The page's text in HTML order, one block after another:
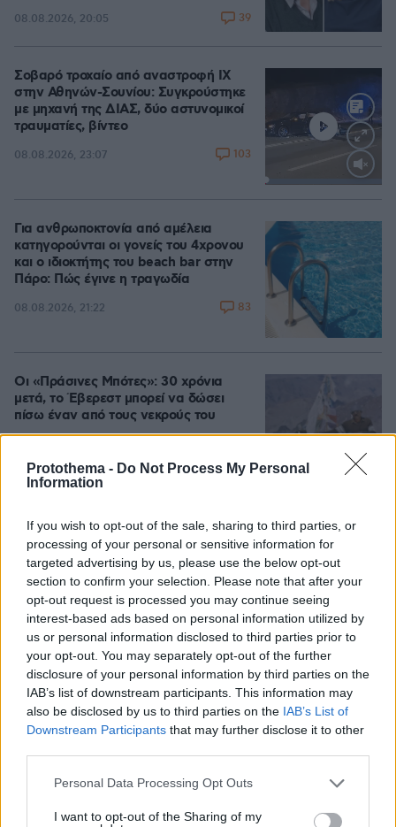
Protothema - Do Not Process My Personal
Information
If you wish to opt-out of the sale, sharing to third parties, or
processing of your personal or sensitive information for
targeted advertising by us, please use the below opt-out
section to confirm your selection. Please note that after your
opt-out request is processed you may continue seeing
interest-based ads based on personal information utilized by
us or personal information disclosed to third parties prior to
your opt-out. You may separately opt-out of the further
disclosure of your personal information by third parties on the
IAB’s list of downstream participants. This information may
also be disclosed by us to third parties on the IAB’s List of
Downstream Participants that may further disclose it to other
Please note that this website/app uses one or more Google
not limited to your visit or usage behaviour. You may click to
Personal Data Processing Opt Outs
I want to opt-out of the Sharing of my
08.08.2026, 20:05 39
Σοβαρό τροχαίο από αναστροφή ΙΧ
στην Αθηνών-Σουνίου: Συγκρούστηκε
με μηχανή της ΔΙΑΣ, δύο αστυνομικοί
τραυματίες, βίντεο
08.08.2026, 23:07 103
Για ανθρωποκτονία από αμέλεια
κατηγορούνται οι γονείς του 4χρονου
και ο ιδιοκτήτης του beach bar στην
Πάρο: Πώς έγινε η τραγωδία
08.08.2026, 21:22 83
Οι «Πράσινες Μπότες»: 30 χρόνια
μετά, το Έβερεστ μπορεί να δώσει
πίσω έναν από τους νεκρούς του
Πατέρας για δεύτερη φορά ο
Κωνσταντέλιας: Η σύζυγός του
Χριστίνα έφερε στον κόσμο ένα
υγιέστατο κοριτσάκι
08.08.2026, 22:23 61
Στο νοσοκομείο η Ιωάννα Τούνη με
τροφική δηλητηρίαση: «Τι μάτι πρέπει
να έχω φάει», δείτε βίντεο